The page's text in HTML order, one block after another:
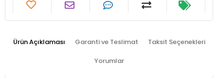
Ürün Açıklaması Garanti ve Teslimat Taksit Seçenekleri
Yorumlar